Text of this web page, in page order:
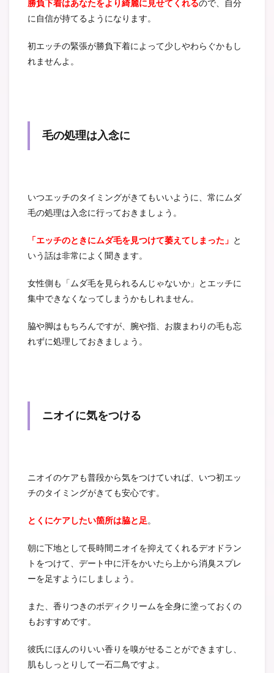
勝負下着はあなたをより綺麗に見せてくれるので、自分
に自信が持てるようになります。
初エッチの緊張が勝負下着によって少しやわらぐかもし
れませんよ。
毛の処理は入念に
いつエッチのタイミングがきてもいいように、常にムダ
毛の処理は入念に行っておきましょう。
「エッチのときにムダ毛を見つけて萎えてしまった」 と
いう話は非常によく聞きます。
女性側も「ムダ毛を見られるんじゃないか」とエッチに
集中できなくなってしまうかもしれません。
脇や脚はもちろんですが、腕や指、お腹まわりの毛も忘
れずに処理しておきましょう。
ニオイに気をつける
ニオイのケアも普段から気をつけていれば、いつ初エッ
チのタイミングがきても安心です。
とくにケアしたい箇所は脇と足。
朝に下地として長時間ニオイを抑えてくれるデオドラン
トをつけて、デート中に汗をかいたら上から消臭スプレ
ーを足すようにしましょう。
また、香りつきのボディクリームを全身に塗っておくの
もおすすめです。
彼氏にほんのりいい香りを嗅がせることができますし、
肌もしっとりして一石二鳥ですよ。